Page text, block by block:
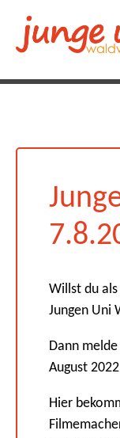
Willst du
Jungen Uni
Dann
August
Hier